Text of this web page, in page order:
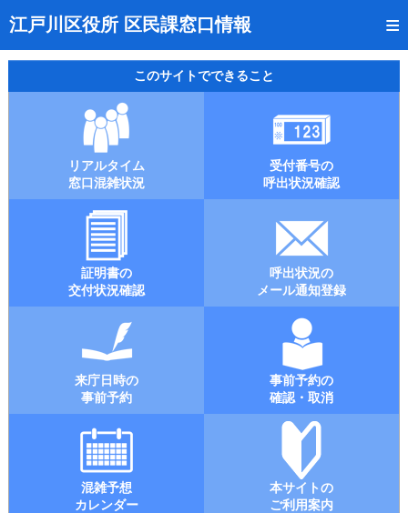
江戸川区役所 区民課窓口情報
トップページ
リアルタイム窓口混雑状況
受付番号の呼出状況確認
証明書の交付状況確認
呼出状況のメール通知登録
来庁日時の事前予約
事前予約の確認・取消
混雑予想カレンダー
本サイトのご利用案内
このサイトでできること
リアルタイム
窓口混雑状況
受付番号の
呼出状況確認
証明書の
交付状況確認
呼出状況の
メール通知登録
来庁日時の
事前予約
事前予約の
確認・取消
混雑予想
カレンダー
本サイトの
ご利用案内